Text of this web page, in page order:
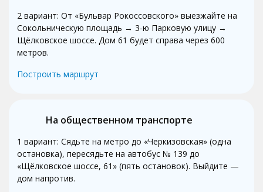
2 вариант: От «Бульвар Рокоссовского» выезжайте на
Сокольническую площадь → 3-ю Парковую улицу →
Щёлковское шоссе. Дом 61 будет справа через 600
метров.
Построить маршрут
На общественном транспорте
1 вариант: Сядьте на метро до «Черкизовская» (одна
остановка), пересядьте на автобус № 139 до
«Щёлковское шоссе, 61» (пять остановок). Выйдите —
дом напротив.